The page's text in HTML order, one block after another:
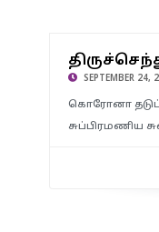
திருச்செந்தூர்
SEPTEMBER 24,
கொரோனா
சுப்பிரமணிய